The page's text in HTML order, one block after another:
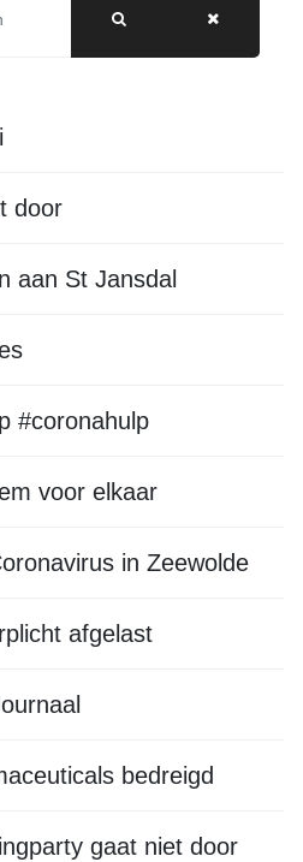
door
aan St Jansdal
#coronahulp
voor elkaar
in Zeewolde
afgelast
bedreigd
gaat niet door